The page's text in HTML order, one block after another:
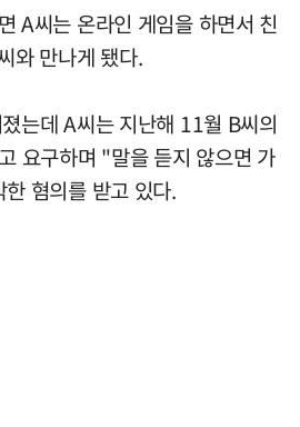
A씨는 온라인 게임을 하면서 친
와 만나게 됐다.
는데 A씨는 지난해 11월 B씨의
요구하며 "말을 듣지 않으면 가
혐의를 받고 있다.